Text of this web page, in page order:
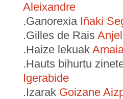
Aleixandre
.Ganorexia Iñaki
.Gilles de Rais
.Haize lekuak
.Hauts bihurtu
Igerabide
.Izarak Goizane